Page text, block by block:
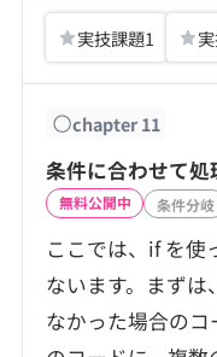
実技課題1
chapter11
条件に合わせて処
無料公開中 条件分岐
ここでは、if を使
ないます。まず
なかった場合の